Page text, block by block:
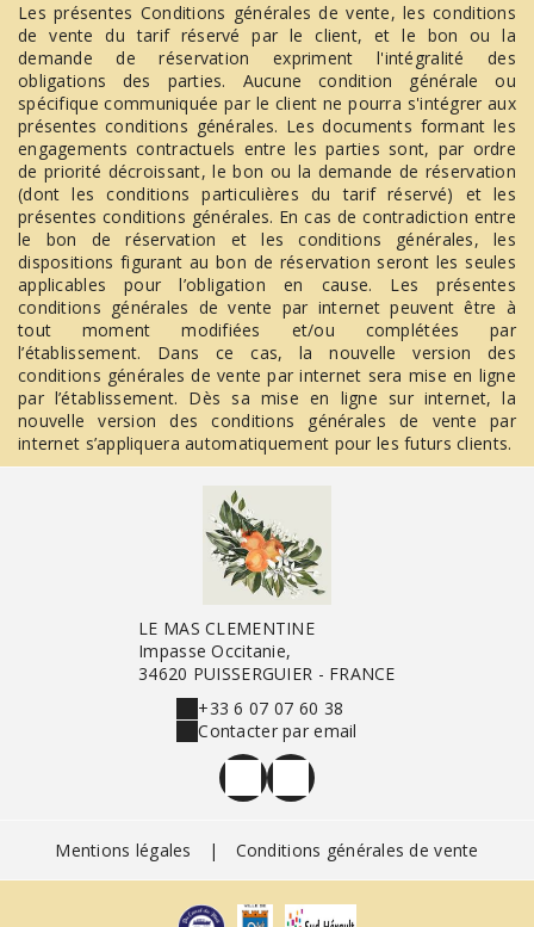
Les présentes Conditions générales de vente, les conditions
de vente du tarif réservé par le client, et le bon ou la
demande de réservation expriment l'intégralité des
obligations des parties. Aucune condition générale ou
spécifique communiquée par le client ne pourra s'intégrer aux
présentes conditions générales. Les documents formant les
engagements contractuels entre les parties sont, par ordre
de priorité décroissant, le bon ou la demande de réservation
(dont les conditions particulières du tarif réservé) et les
présentes conditions générales. En cas de contradiction entre
le bon de réservation et les conditions générales, les
dispositions figurant au bon de réservation seront les seules
applicables pour l’obligation en cause. Les présentes
conditions générales de vente par internet peuvent être à
tout moment modifiées et/ou complétées par
l’établissement. Dans ce cas, la nouvelle version des
conditions générales de vente par internet sera mise en ligne
par l’établissement. Dès sa mise en ligne sur internet, la
nouvelle version des conditions générales de vente par
internet s’appliquera automatiquement pour les futurs clients.
LE MAS CLEMENTINE
Impasse Occitanie,
34620 PUISSERGUIER - FRANCE
+33 6 07 07 60 38
Contacter par email
Mentions légales | Conditions générales de vente